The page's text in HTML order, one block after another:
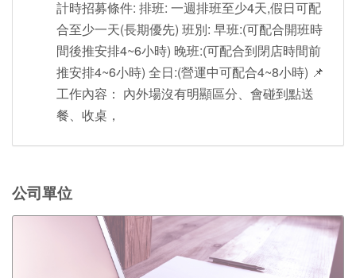
計時招募條件: 排班: 一週排班至少4天,假日可配
合至少一天(長期優先) 班別: 早班:(可配合開班時
間後推安排4~6小時) 晚班:(可配合到閉店時間前
推安排4~6小時) 全日:(營運中可配合4~8小時) 📌
工作內容： 內外場沒有明顯區分、會碰到點送
餐、收桌，
公司單位